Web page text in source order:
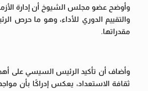
وأوضح عضو مجلس الشيوخ أن إدارة
والتقييم الدوري للأداء، وهو ما حرص
مقدراتها.
وأضاف أن تأكيد الرئيس السيسي على
ثقافة الاستعداد، يعكس إدراكًا بأن